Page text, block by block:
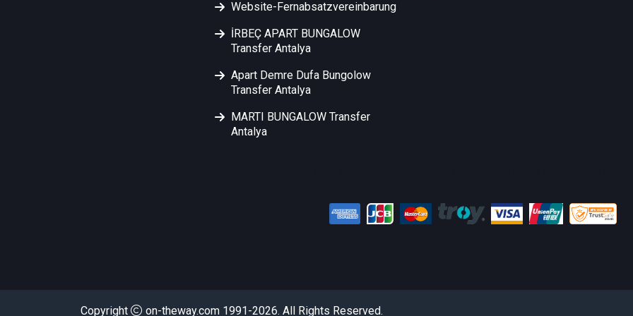
Website-Fernabsatzvereinbarung
İRBEÇ APART BUNGALOW
Transfer Antalya
Apart Demre Dufa Bungolow
Transfer Antalya
MARTI BUNGALOW Transfer
Antalya
Copyright on-theway.com 1991-2026. All Rights Reserved.